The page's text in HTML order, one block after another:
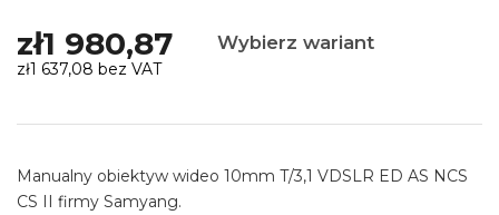
zł1 980,87 Wybierz wariant
zł1 637,08 bez VAT
jednostkowa:
Manualny obiektyw wideo 10mm T/3,1 VDSLR ED AS NCS
CS II firmy Samyang.